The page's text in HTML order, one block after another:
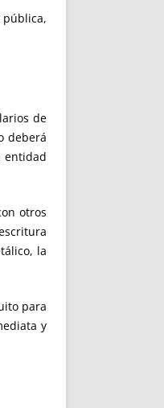
pública,
de
deberá
entidad
otros
la
para
y